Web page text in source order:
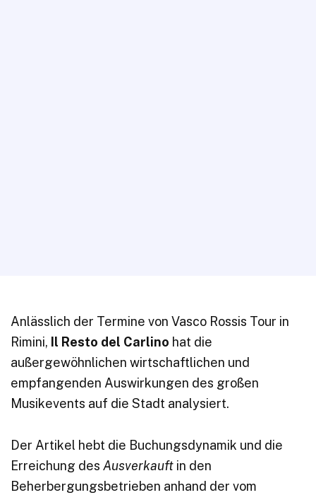
Anlässlich der Termine von Vasco Rossis Tour in
Rimini, Il Resto del Carlino hat die
außergewöhnlichen wirtschaftlichen und
empfangenden Auswirkungen des großen
Musikevents auf die Stadt analysiert.
Der Artikel hebt die Buchungsdynamik und die
Erreichung des Ausverkauft in den
Beherbergungsbetrieben anhand der vom